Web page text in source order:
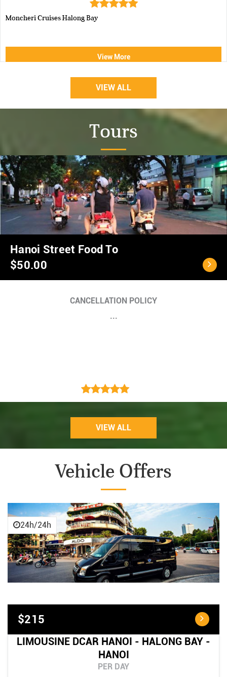
Aphrodite Cruise-best 5 star c...
View More
VIEW ALL
Tours
Hanoi City Tour 1 da
$39.00
CANCELLATION POLICY:
VIEW ALL
Vehicle Offers
24h/24h
$215
LIMOUSINE DCAR HANOI - HALONG BAY -
HANOI
PER DAY